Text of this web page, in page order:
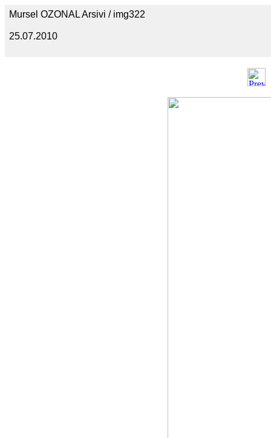
Mursel OZONAL Arsivi / img322
25.07.2010